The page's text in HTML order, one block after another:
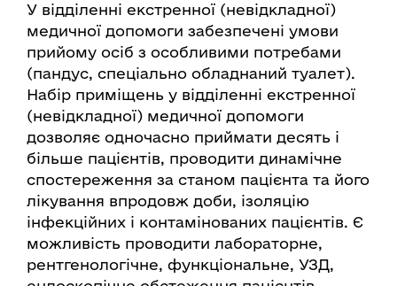
У відділенні екстренної (невідкладної)
медичної допомоги забезпечені умови
прийому осіб з особливими потребами
(пандус, спеціально обладнаний туалет).
Набір приміщень у відділенні екстренної
(невідкладної) медичної допомоги
дозволяє одночасно приймати десять і
більше пацієнтів, проводити динамічне
спостереження за станом пацієнта та його
лікування впродовж доби, ізоляцію
інфекційних і контамінованих пацієнтів. Є
можливість проводити лабораторне,
рентгенологічне, функціональне, УЗД,